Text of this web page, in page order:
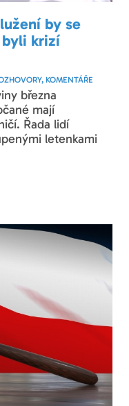
by se
krizí
KOMENTÁŘE
března
mají
Řada lidí
letenkami